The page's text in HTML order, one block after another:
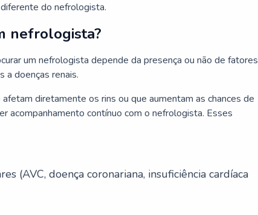
do nefrologista.
nefrologista?
um nefrologista depende da presença ou não de fatores
a doenças renais.
diretamente os rins ou que aumentam as chances de
acompanhamento contínuo com o nefrologista. Esses
(AVC, doença coronariana, insuficiência cardíaca